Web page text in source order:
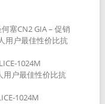
塞CN2 GIA – 促销
用户最佳性价比抗
1024M
用户最佳性价比抗
1024M